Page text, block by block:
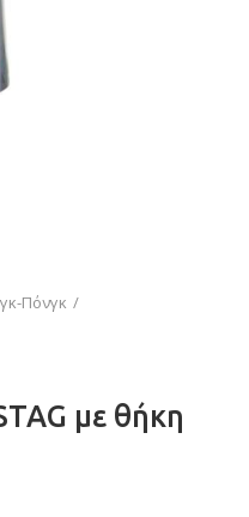
Πόνγκ
με θήκη